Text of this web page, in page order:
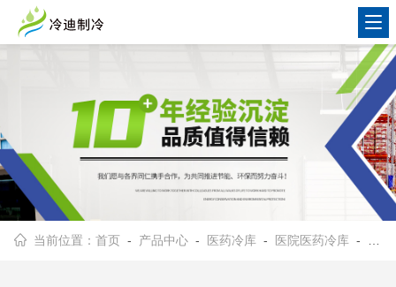
当前位置：首页 - 产品中心 - 医药冷库 - 医院医药冷库 - 医药冷库设计安装厂家 支持定制药品库